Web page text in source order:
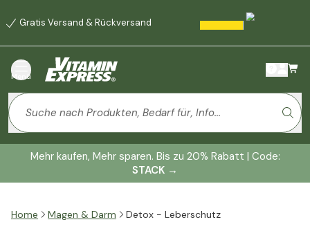
Gratis Versand & Rückversand
Menü
Mehr kaufen, Mehr sparen. Bis zu 20% Rabatt | Code:
STACK →
Home Magen & Darm Detox - Leberschutz